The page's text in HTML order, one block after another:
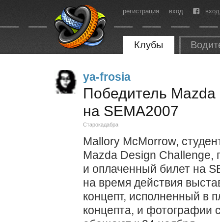
регистрация вход
Клубы
ya-frosia
Победитель
на SEMA2007
Старокадабра
Mallory McMorrow,
Mazda Design
и оплаченный билет на
на время действия
концепт, исполненный в
концепта, и фотографии